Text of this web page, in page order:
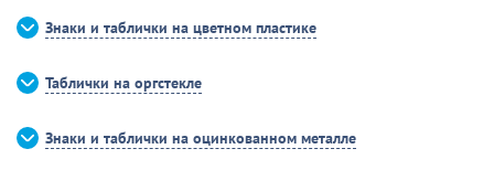
Знаки и таблички на цветном пластике
Таблички на оргстекле
Знаки и таблички на оцинкованном металле